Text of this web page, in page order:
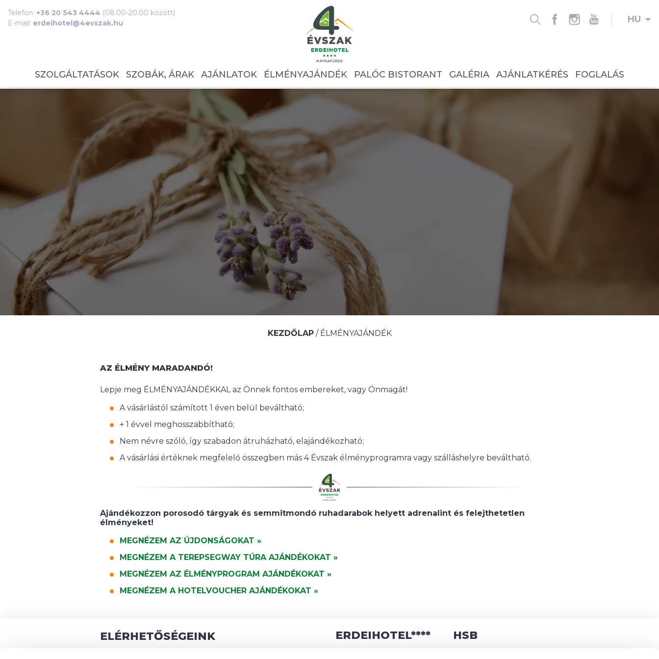
Telefon: +36 20 543 4444 (08.00-20.00 között)
E-mail: erdeihotel@4evszak.hu HU
SZOLGÁLTATÁSOK SZOBÁK, ÁRAK AJÁNLATOK ÉLMÉNYAJÁNDÉK PALÓC BISTORANT GALÉRIA AJÁNLATKÉRÉS FOGLALÁS
KEZDŐLAP / ÉLMÉNYAJÁNDÉK
AZ ÉLMÉNY MARADANDÓ!
Lepje meg ÉLMÉNYAJÁNDÉKKAL az Önnek fontos embereket, vagy Önmagát!
A vásárlástól számított 1 éven belül beváltható;
+ 1 évvel meghosszabbítható;
Nem névre szóló, így szabadon átruházható, elajándékozható;
A vásárlási értéknek megfelelő összegben más 4 Évszak élményprogramra vagy szálláshelyre beváltható.
Ajándékozzon porosodó tárgyak és semmitmondó ruhadarabok helyett adrenalint és felejthetetlen
élményeket!
MEGNÉZEM AZ ÚJDONSÁGOKAT »
MEGNÉZEM A TEREPSEGWAY TÚRA AJÁNDÉKOKAT »
MEGNÉZEM AZ ÉLMÉNYPROGRAM AJÁNDÉKOKAT »
MEGNÉZEM A HOTELVOUCHER AJÁNDÉKOKAT »
ELÉRHETŐSÉGEINK ERDEIHOTEL**** HSB